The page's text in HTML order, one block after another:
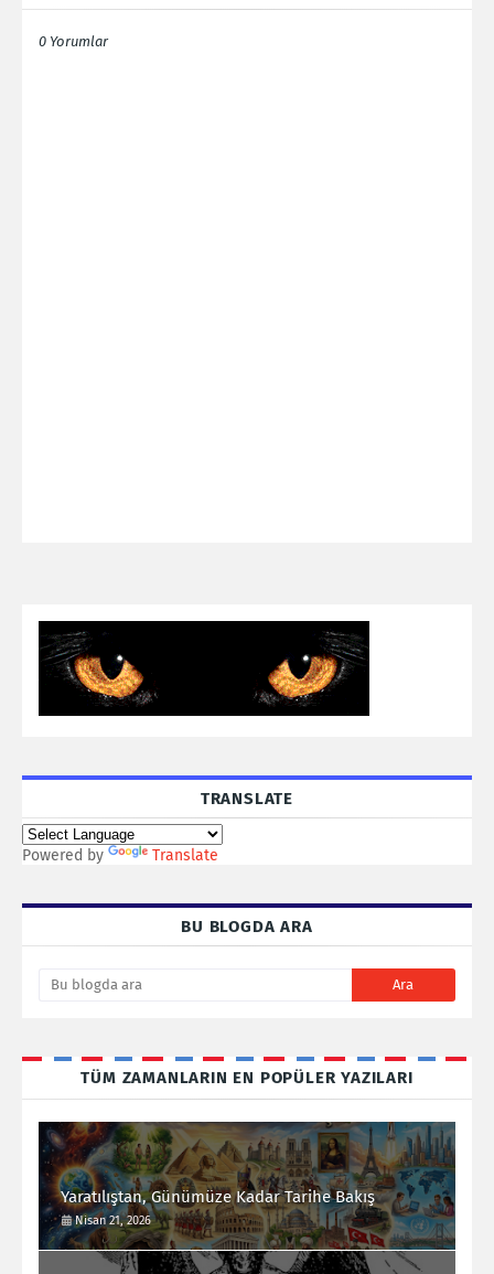
0 Yorumlar
TRANSLATE
Powered by Translate
BU BLOGDA ARA
TÜM ZAMANLARIN EN POPÜLER YAZILARI
Yaratılıştan, Günümüze Kadar Tarihe Bakış
Nisan 21, 2026